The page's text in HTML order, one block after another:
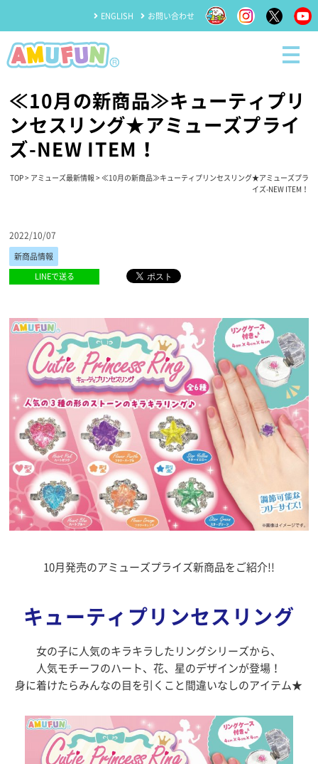
ENGLISH お問い合わせ
≪10月の新商品≫キューティプリ
ンセスリング★アミューズプライ
ズ-NEW ITEM！
TOP> アミューズ最新情報> ≪10月の新商品≫キューティプリンセスリング★アミューズプラ
イズ-NEW ITEM！
2022/10/07
新商品情報
LINEで送る
10月発売のアミューズプライズ新商品をご紹介!!
キューティプリンセスリング
女の子に人気のキラキラしたリングシリーズから、
人気モチーフのハート、花、星のデザインが登場！
身に着けたらみんなの目を引くこと間違いなしのアイテム★